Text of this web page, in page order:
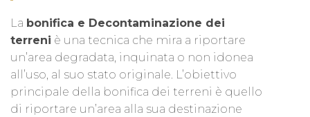
La bonifica e Decontaminazione dei
terreni è una tecnica che mira a riportare
un’area degradata, inquinata o non idonea
all’uso, al suo stato originale. L’obiettivo
principale della bonifica dei terreni è quello
di riportare un’area alla sua destinazione